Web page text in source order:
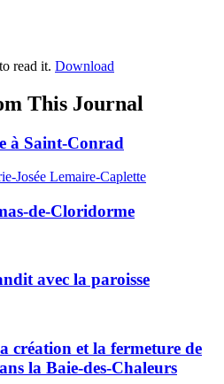
read it. Download
This Journal
à Saint-Conrad
Josée Lemaire-Caplette
de-Cloridorme
avec la paroisse
création et la fermeture de
la Baie-des-Chaleurs